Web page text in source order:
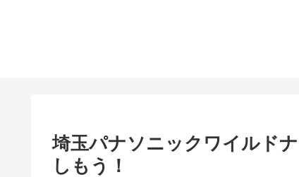
埼玉パナソニックワイルド
しもう！